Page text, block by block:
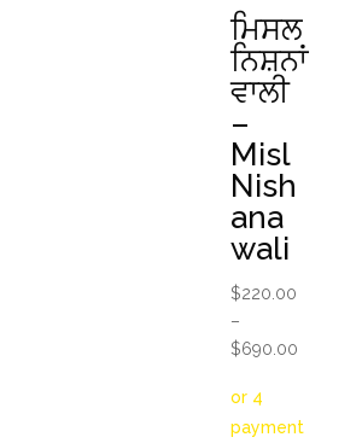
ਮਿਸਲ
ਨਿਸ਼ਨਾਂ
ਵਾਲੀ
–
Misl
Nish
ana
wali
$220.00
–
$690.00Price
through